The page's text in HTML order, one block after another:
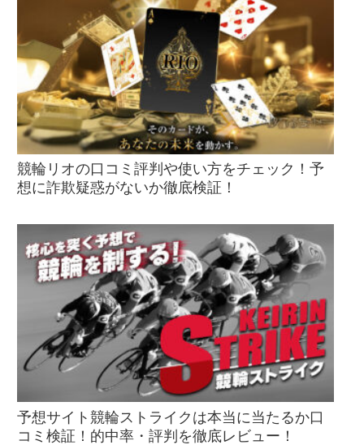
競輪リオの口コミ評判や使い方をチェック！予
想に詐欺疑惑がないか徹底検証！
予想サイト競輪ストライクは本当に当たるか口
コミ検証！的中率・評判を徹底レビュー！